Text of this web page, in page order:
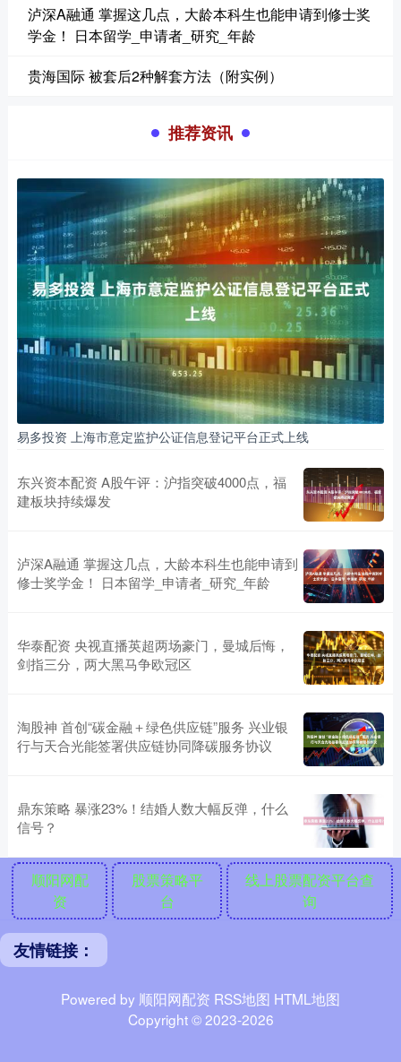
泸深A融通 掌握这几点，大龄本科生也能申请到修士奖
学金！ 日本留学_申请者_研究_年龄
贵海国际 被套后2种解套方法（附实例）
推荐资讯
易多投资 上海市意定监护公证信息登记平台正式上线
东兴资本配资 A股午评：沪指突破4000点，福
建板块持续爆发
泸深A融通 掌握这几点，大龄本科生也能申请到
修士奖学金！ 日本留学_申请者_研究_年龄
华泰配资 央视直播英超两场豪门，曼城后悔，
剑指三分，两大黑马争欧冠区
淘股神 首创“碳金融＋绿色供应链”服务 兴业银
行与天合光能签署供应链协同降碳服务协议
鼎东策略 暴涨23%！结婚人数大幅反弹，什么
信号？
顺阳网配
资
股票策略平
台
线上股票配资平台查
询
友情链接：
Powered by 顺阳网配资 RSS地图 HTML地图
Copyright© 2023-2026